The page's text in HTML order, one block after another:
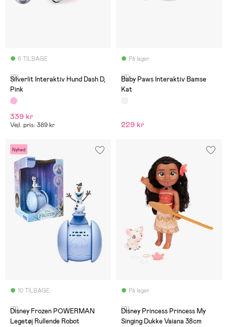
6 TILBAGE
(0)
Silverlit Interaktiv Hund Dash D,
Pink
339 kr
Vejl. pris: 389 kr
På lager
(0)
Baby Paws Interaktiv Bamse
Kat
229 kr
Nyhed
10 TILBAGE
(0)
Disney Frozen POWERMAN
Legetøj Rullende Robot
På lager
(0)
Disney Princess Princess My
Singing Dukke Vaiana 38cm